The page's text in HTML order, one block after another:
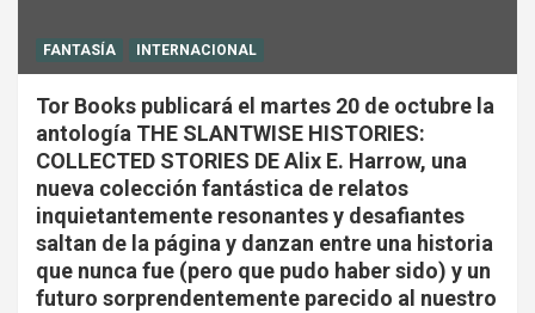
FANTASÍA INTERNACIONAL
Tor Books publicará el martes 20 de octubre la
antología THE SLANTWISE HISTORIES:
COLLECTED STORIES DE Alix E. Harrow, una
nueva colección fantástica de relatos
inquietantemente resonantes y desafiantes
saltan de la página y danzan entre una historia
que nunca fue (pero que pudo haber sido) y un
futuro sorprendentemente parecido al nuestro